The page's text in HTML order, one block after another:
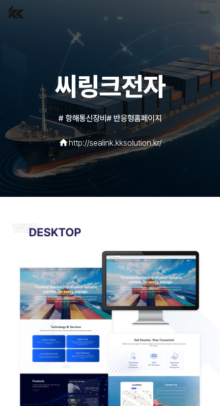
씨링크전자
# 항해통신장비 # 반응형홈페이지
homehttp://sealink.kksolution.kr/
포트폴리오
견적요청